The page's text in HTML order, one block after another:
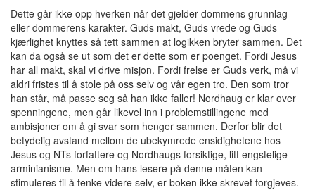
Dette går ikke opp hverken når det gjelder dommens grunnlag
eller dommerens karakter. Guds makt, Guds vrede og Guds
kjærlighet knyttes så tett sammen at logikken bryter sammen. Det
kan da også se ut som det er dette som er poenget. Fordi Jesus
har all makt, skal vi drive misjon. Fordi frelse er Guds verk, må vi
aldri fristes til å stole på oss selv og vår egen tro. Den som tror
han står, må passe seg så han ikke faller! Nordhaug er klar over
spenningene, men går likevel inn i problemstillingene med
ambisjoner om å gi svar som henger sammen. Derfor blir det
betydelig avstand mellom de ubekymrede ensidighetene hos
Jesus og NTs forfattere og Nordhaugs forsiktige, litt engstelige
arminianisme. Men om hans lesere på denne måten kan
stimuleres til å tenke videre selv, er boken ikke skrevet forgjeves.